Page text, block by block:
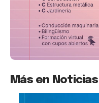
Más en